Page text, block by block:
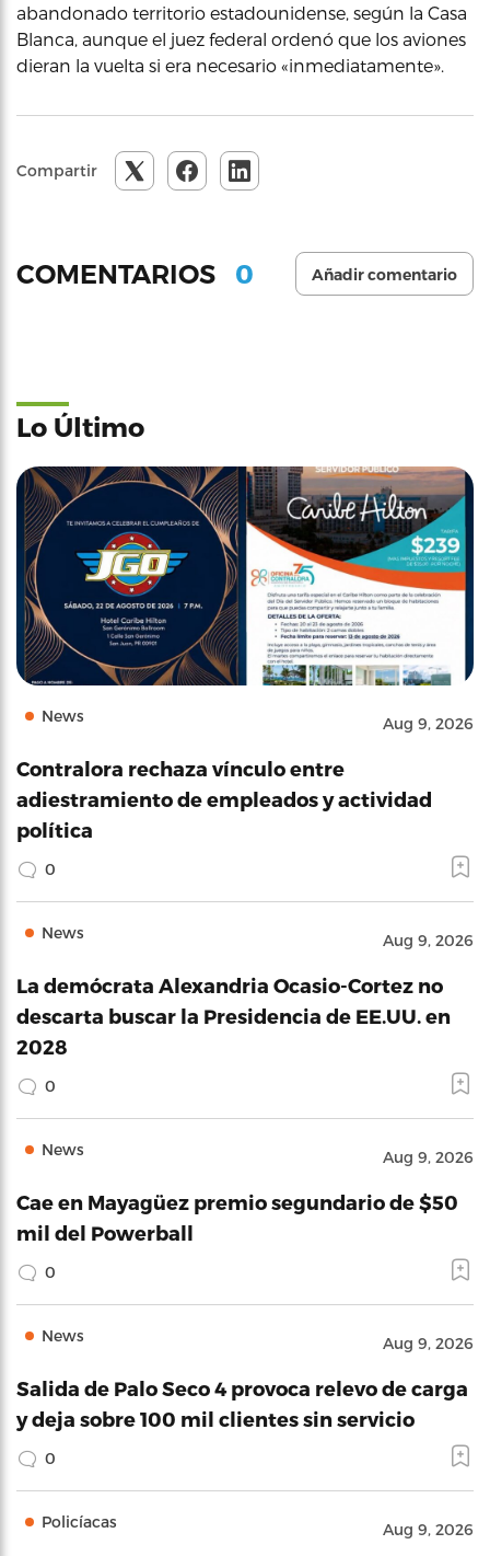
abandonado territorio estadounidense, según la Casa
Blanca, aunque el juez federal ordenó que los aviones
dieran la vuelta si era necesario «inmediatamente».
Compartir
COMENTARIOS 0 Añadir comentario
Lo Último
News Aug 9, 2026
Contralora rechaza vínculo entre
adiestramiento de empleados y actividad
política
0
News Aug 9, 2026
La demócrata Alexandria Ocasio-Cortez no
descarta buscar la Presidencia de EE.UU. en
2028
0
News Aug 9, 2026
Cae en Mayagüez premio segundario de $50
mil del Powerball
0
News Aug 9, 2026
Salida de Palo Seco 4 provoca relevo de carga
y deja sobre 100 mil clientes sin servicio
0
Policíacas Aug 9, 2026